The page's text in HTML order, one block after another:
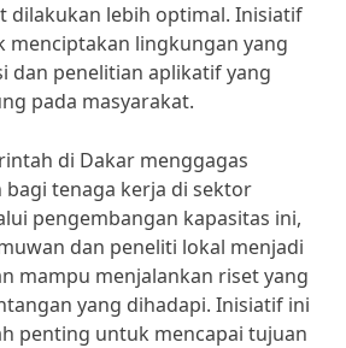
dilakukan lebih optimal. Inisiatif
menciptakan lingkungan yang
dan penelitian aplikatif yang
pada masyarakat.
di Dakar menggagas
tenaga kerja di sektor
pengembangan kapasitas ini,
dan peneliti lokal menjadi
mampu menjalankan riset yang
yang dihadapi. Inisiatif ini
penting untuk mencapai tujuan